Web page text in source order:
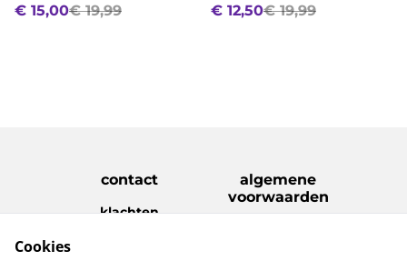
€ 15,00€ 19,99
€ 12,50€ 19,99
contact
klachten
algemene
voorwaarden
Cookies